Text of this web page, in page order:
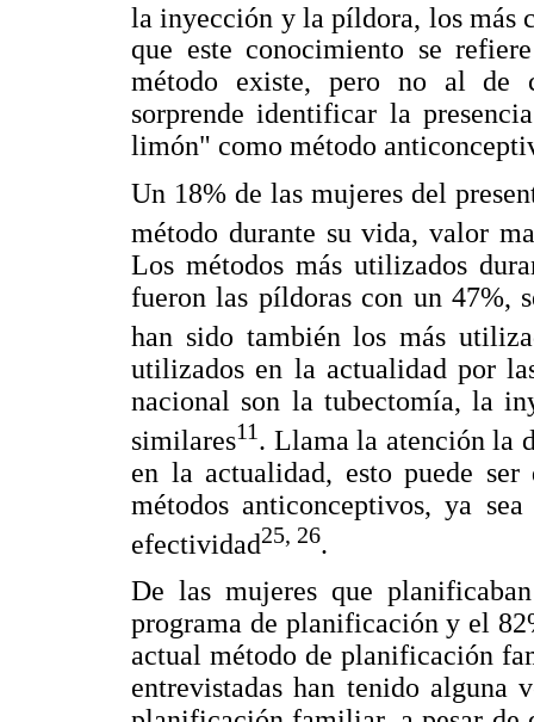
la inyección y la píldora, los más
que este conocimiento se
método existe, pero no al de
sorprende identificar la
limón" como método
Un 18% de las mujeres del
método durante su vida, valor
Los métodos más utilizados
fueron las píldoras con un 47%,
han sido también los más
utilizados en la actualidad por
nacional son la tubectomía, la
similares11. Llama la atención la
en la actualidad, esto puede
métodos anticonceptivos, ya
efectividad25, 26.
De las mujeres que
programa de planificación y el
actual método de planificación
entrevistadas han tenido alguna